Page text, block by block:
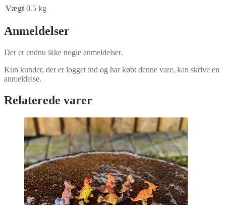
Vægt 0.5 kg
Anmeldelser
Der er endnu ikke nogle anmeldelser.
Kun kunder, der er logget ind og har købt denne vare, kan skrive en
anmeldelse.
Relaterede varer